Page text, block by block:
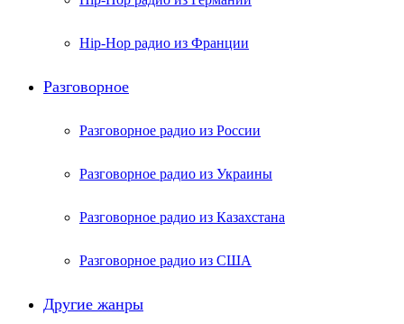
Hip-Hop радио из Франции
Разговорное
Разговорное радио из России
Разговорное радио из Украины
Разговорное радио из Казахстана
Разговорное радио из США
Другие жанры